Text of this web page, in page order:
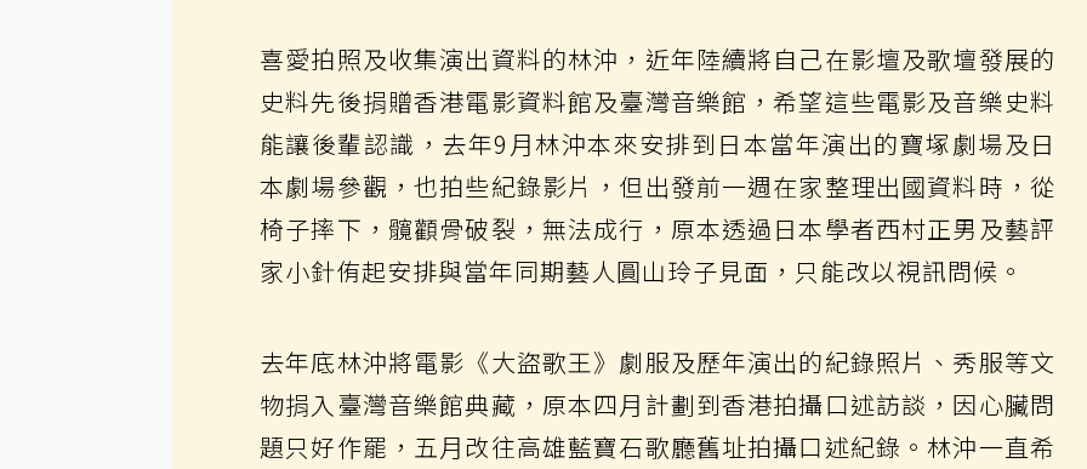
喜愛拍照及收集演出資料的林沖，近年陸續將自己在影壇及歌壇發展的
史料先後捐贈香港電影資料館及臺灣音樂館，希望這些電影及音樂史料
能讓後輩認識，去年9月林沖本來安排到日本當年演出的寶塚劇場及日
本劇場參觀，也拍些紀錄影片，但出發前一週在家整理出國資料時，從
椅子摔下，髖顴骨破裂，無法成行，原本透過日本學者西村正男及藝評
家小針侑起安排與當年同期藝人圓山玲子見面，只能改以視訊問候。
去年底林沖將電影《大盜歌王》劇服及歷年演出的紀錄照片、秀服等文
物捐入臺灣音樂館典藏，原本四月計劃到香港拍攝口述訪談，因心臟問
題只好作罷，五月改往高雄藍寶石歌廳舊址拍攝口述紀錄。林沖一直希